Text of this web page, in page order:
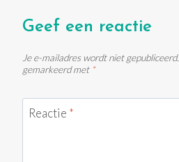
Geef een reactie
Je e-mailadres wordt niet gepubliceerd.
gemarkeerd met *
Reactie *